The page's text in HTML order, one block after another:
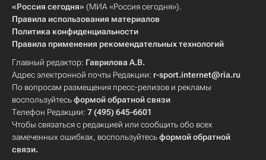
«Россия сегодня» (МИА «Россия сегодня»).
Правила использования материалов
Политика конфиденциальности
Правила применения рекомендательных технологий
Главный редактор: Гаврилова А.В.
Адрес электронной почты Редакции: r-sport.internet@ria.ru
По вопросам размещения пресс-релизов и рекламы
воспользуйтесьформой обратной связи
Телефон Редакции: 7 (495) 645-6601
Чтобы связаться с редакцией или сообщить обо всех
замеченных ошибках, воспользуйтесьформой обратной
связи.